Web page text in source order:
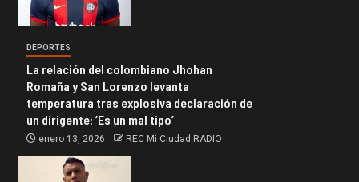
DEPORTES
La relación del colombiano Jhohan
Romaña y San Lorenzo levanta
temperatura tras explosiva declaración de
un dirigente: ‘Es un mal tipo’
enero 13, 2026 REC Mi Ciudad RADIO